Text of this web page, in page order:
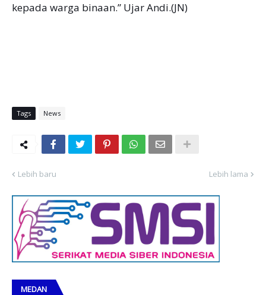
kepada warga binaan.” Ujar Andi.(JN)
Tags News
Lebih baru Lebih lama
MEDAN